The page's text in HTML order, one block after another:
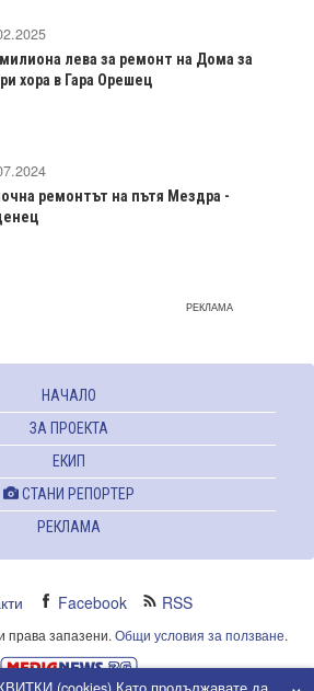
лева за ремонт на Дома за
хора в Гара Орешец
ремонтът на пътя Мездрa -
РЕКЛАМА
НАЧАЛО
ЗА ПРОЕКТА
ЕКИП
СТАНИ РЕПОРТЕР
РЕКЛАМА
Facebook RSS
права запазени. Общи условия за ползване.